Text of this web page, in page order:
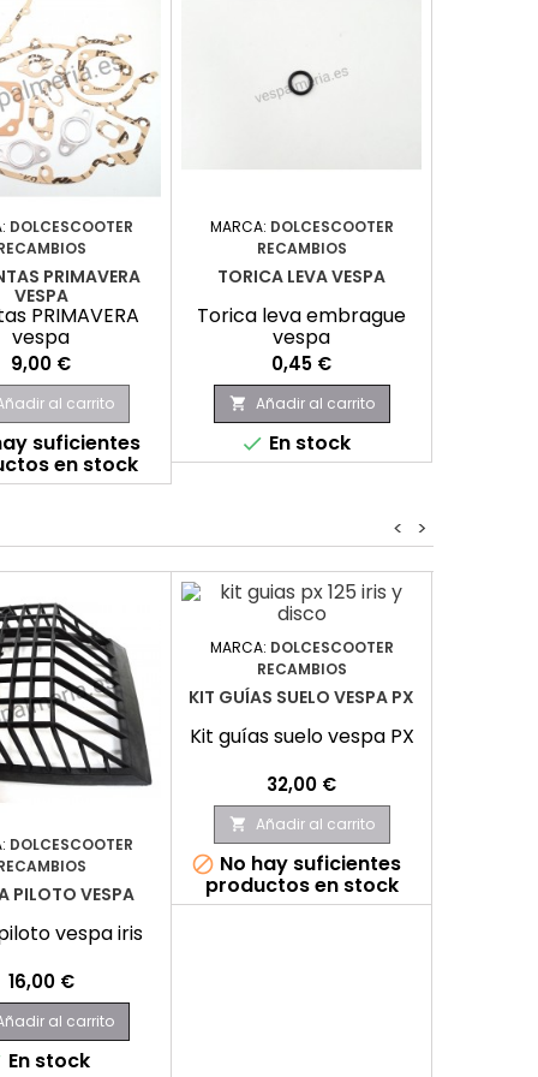
DOLCESCOOTER
PRIMAVERA
VESPA
PRIMAVERA
vespa
Precio
9,00 €
al carrito
suficientes
en stock
MARCA: DOLCESCOOTER
RECAMBIOS
TORICA LEVA VESPA
Torica leva embrague
vespa
Precio
0,45 €
 Añadir al carrito
 En stock
>
<
DOLCESCOOTER
PILOTO VESPA
vespa iris
Precio
16,00 €
al carrito
En stock
MARCA: DOLCESCOOTER
RECAMBIOS
KIT GUÍAS SUELO VESPA PX
Kit guías suelo vespa PX
Precio
32,00 €
 Añadir al carrito
 No hay suficientes
productos en stock